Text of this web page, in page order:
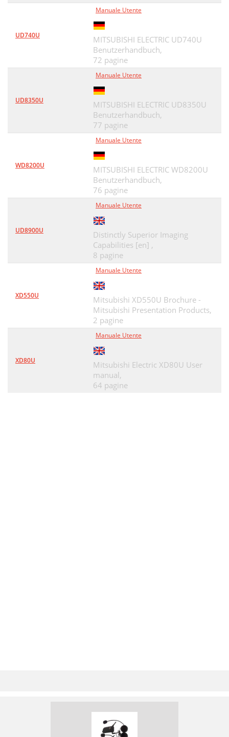
UD740U
Manuale Utente
MITSUBISHI ELECTRIC UD740U
Benutzerhandbuch,
72 pagine
UD8350U
Manuale Utente
MITSUBISHI ELECTRIC UD8350U
Benutzerhandbuch,
77 pagine
WD8200U
Manuale Utente
MITSUBISHI ELECTRIC WD8200U
Benutzerhandbuch,
76 pagine
UD8900U
Manuale Utente
Distinctly Superior Imaging
Capabilities [en] ,
8 pagine
XD550U
Manuale Utente
Mitsubishi XD550U Brochure -
Mitsubishi Presentation Products,
2 pagine
XD80U
Manuale Utente
Mitsubishi Electric XD80U User
manual,
64 pagine